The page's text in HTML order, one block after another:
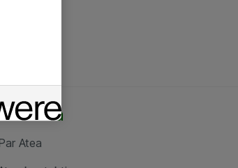
Atea
Par Atea